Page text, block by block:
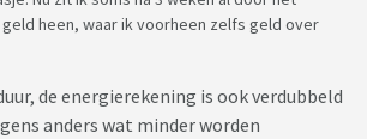
heen, waar ik voorheen zelfs geld over
de energierekening is ook verdubbeld
anders wat minder worden